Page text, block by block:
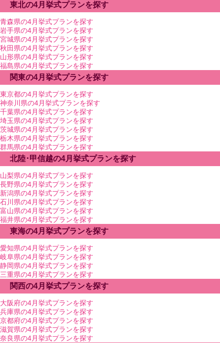
東北の4月挙式プランを探す
青森県の4月挙式プランを探す
岩手県の4月挙式プランを探す
宮城県の4月挙式プランを探す
秋田県の4月挙式プランを探す
山形県の4月挙式プランを探す
福島県の4月挙式プランを探す
関東の4月挙式プランを探す
東京都の4月挙式プランを探す
神奈川県の4月挙式プランを探す
千葉県の4月挙式プランを探す
埼玉県の4月挙式プランを探す
茨城県の4月挙式プランを探す
栃木県の4月挙式プランを探す
群馬県の4月挙式プランを探す
北陸･甲信越の4月挙式プランを探す
山梨県の4月挙式プランを探す
長野県の4月挙式プランを探す
新潟県の4月挙式プランを探す
石川県の4月挙式プランを探す
富山県の4月挙式プランを探す
福井県の4月挙式プランを探す
東海の4月挙式プランを探す
愛知県の4月挙式プランを探す
岐阜県の4月挙式プランを探す
静岡県の4月挙式プランを探す
三重県の4月挙式プランを探す
関西の4月挙式プランを探す
大阪府の4月挙式プランを探す
兵庫県の4月挙式プランを探す
京都府の4月挙式プランを探す
滋賀県の4月挙式プランを探す
奈良県の4月挙式プランを探す